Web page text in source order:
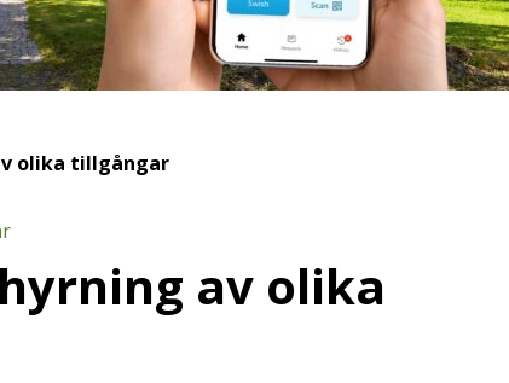
olika tillgångar
av olika